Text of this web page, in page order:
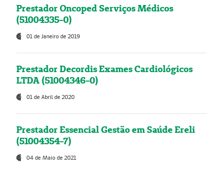
Prestador Oncoped Serviços Médicos
(51004335-0)
01 de Janeiro de 2019
Prestador Decordis Exames Cardiológicos
LTDA (51004346-0)
01 de Abril de 2020
Prestador Essencial Gestão em Saúde Ereli
(51004354-7)
04 de Maio de 2021